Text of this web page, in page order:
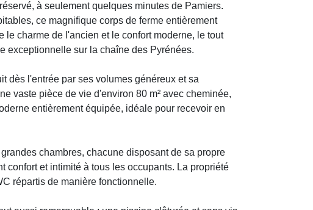
à seulement quelques minutes de Pamiers.
ce magnifique corps de ferme entièrement
le charme de l'ancien et le confort moderne, le tout
exceptionnelle sur la chaîne des Pyrénées.
dès l'entrée par ses volumes généreux et sa
vaste pièce de vie d'environ 80 m² avec cheminée,
entièrement équipée, idéale pour recevoir en
chambres, chacune disposant de sa propre
confort et intimité à tous les occupants. La propriété
répartis de manière fonctionnelle.